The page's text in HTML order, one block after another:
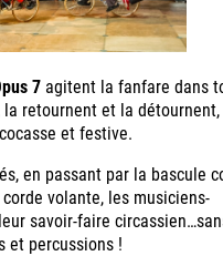
7 agitent la fanfare dans
retournent et la
et festive.
en passant par la bascule
volante, les musiciens-
savoir-faire
et percussions !